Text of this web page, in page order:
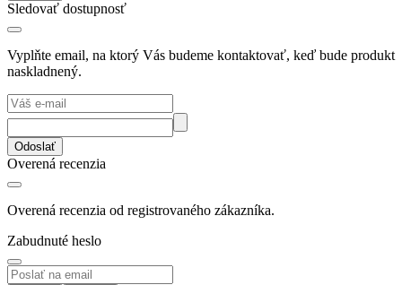
Sledovať dostupnosť
Vyplňte email, na ktorý Vás budeme kontaktovať, keď bude produkt
naskladnený.
Odoslať
Overená recenzia
Overená recenzia od registrovaného zákazníka.
Zabudnuté heslo